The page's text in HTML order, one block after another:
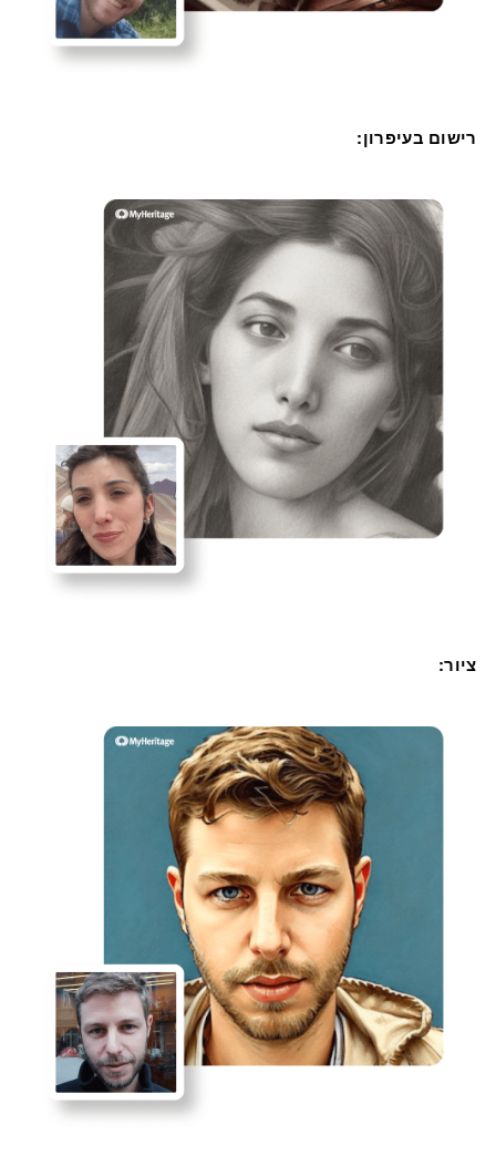
רישום בעיפרון:
ציור: